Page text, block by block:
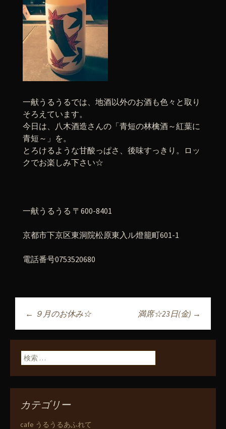
一献うるうるでは、地酒以外のお酒も色々と取り
そろえています。
今日は、八木酒造さんの「青短の林檎酒～紅葉に
青短～」を。
とろけるような甘酸っぱさ、後味すっきり。ロッ
クでお楽しみ下さい☆
一献うるうる 〒600-8401
京都市下京区東洞院松原東入ル燈籠町601-1
電話番号0753520680
投稿ナビゲーショ
ン
← ９月のお休み☆ 満席☆23日(金) →
検索:
カテゴリー
cafe うるうるあふれて